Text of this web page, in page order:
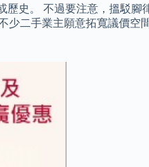
史。 不過要注意，搵駁腳
二手業主願意拓寬議價空